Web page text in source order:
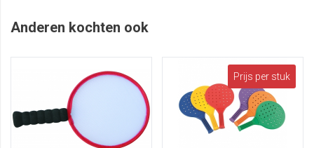
Anderen kochten ook
Prijs per stuk